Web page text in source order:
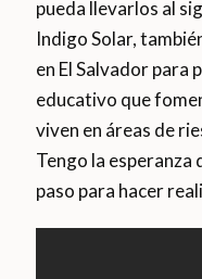
pueda llevarlos al
Indigo Solar,
en El Salvador para
educativo que
viven en áreas de
Tengo la esperanza
paso para hacer